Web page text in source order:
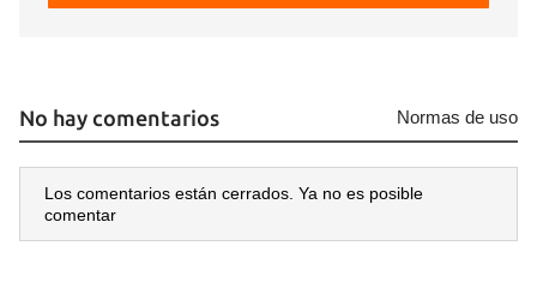
No hay comentarios Normas de uso
Los comentarios están cerrados. Ya no es posible
comentar